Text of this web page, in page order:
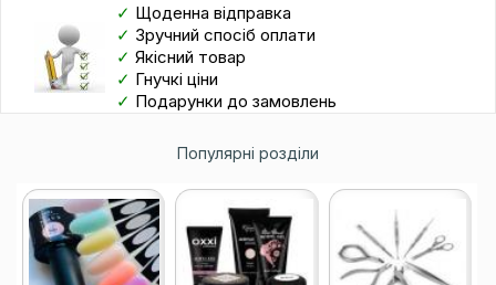
✓ Щоденна відправка
✓ Зручний спосіб оплати
✓ Якісний товар
✓ Гнучкі ціни
✓ Подарунки до замовлень
Популярні розділи